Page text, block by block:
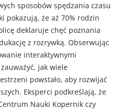
sposobów spędzania czasu
pokazują, że aż 70% rodzin
deklaruje chęć poznania
z rozrywką. Obserwując
interaktywnymi
jak wiele
powstało, aby rozwijać
Eksperci podkreślają, że
Nauki Kopernik czy